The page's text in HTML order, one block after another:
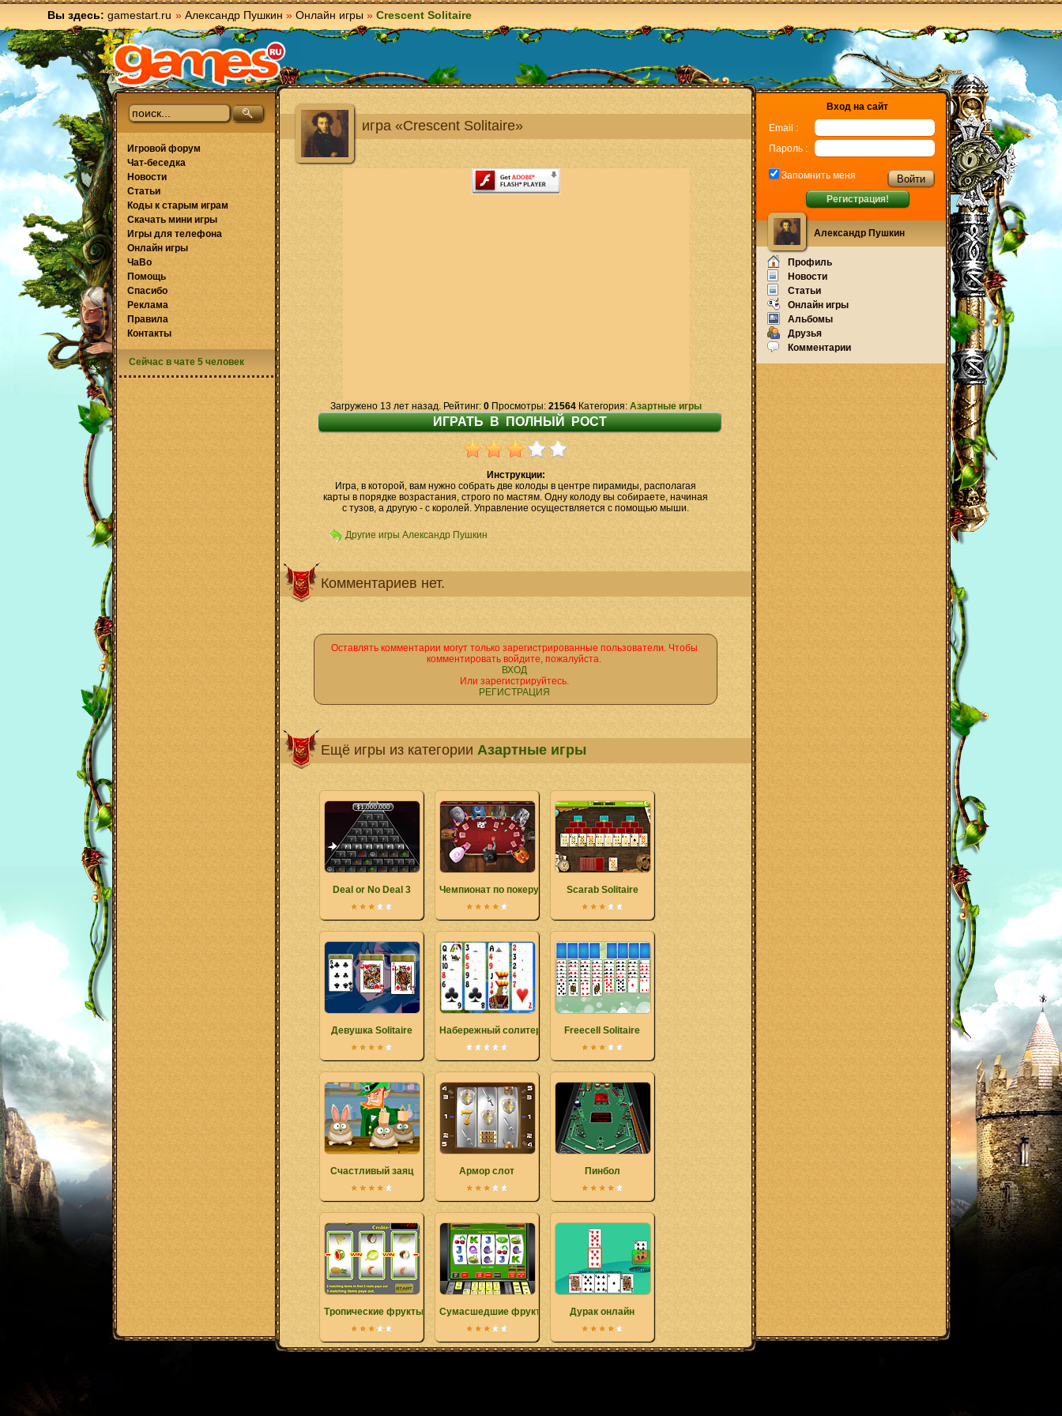
Вы здесь: gamestart.ru » Александр Пушкин » Онлайн игры » Crescent Solitaire
игра «Crescent Solitaire»
Загружено 13 лет назад. Рейтинг: 0Просмотры: 21564Категория: Азартные игры
Инструкции:
Игра, в которой, вам нужно собрать две колоды в центре пирамиды, располагая
карты в порядке возрастания, строго по мастям. Одну колоду вы собираете, начиная
с тузов, а другую - с королей. Управление осуществляется с помощью мыши.
Другие игры Александр Пушкин
Комментариев нет.
Оставлять комментарии могут только зарегистрированные пользователи. Чтобы
комментировать войдите, пожалуйста.
ВХОД
Или зарегистрируйтесь.
РЕГИСТРАЦИЯ
Ещё игры из категории Азартные игры
Deal or No Deal 3 Чемпионат по покеру Scarab Solitaire
Девушка Solitaire Набережный солитер Freecell Solitaire
Счастливый заяц Армор слот Пинбол
Тропические фрукты Сумасшедшие фрукты Дурак онлайн
Игровой форум
Чат-беседка
Новости
Статьи
Коды к старым играм
Скачать мини игры
Игры для телефона
Онлайн игры
ЧаВо
Помощь
Спасибо
Реклама
Правила
Контакты
Сейчас в чате 5 человек
Вход на сайт
Email :
Пароль :
Запомнить меня
Регистрация!
Александр Пушкин
Профиль
Новости
Статьи
Онлайн игры
Альбомы
Друзья
Комментарии